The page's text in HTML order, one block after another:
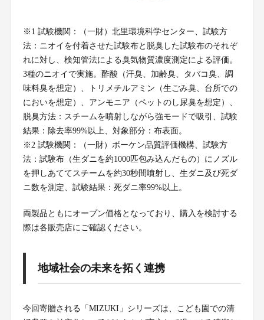
※1 試験機関：（一財）北里環境科学センター、試験方
法：ニオイを付着させた試験布と脱臭した試験布のそれぞ
れに対し、検知管法による臭気物質濃度測定による評価。
3種のニオイで実施。酢酸（汗臭、加齢臭、タバコ臭、調
味料臭を想定）、トリメチルアミン（生ごみ臭、台所での
においを想定）、アンモニア（ペットのし尿臭を想定）、
脱臭方法：スチームを噴射しながら強モードで吸引、試験
結果：除去率99%以上、対象部分：布表面。
※2 試験機関：（一財）ボーケン品質評価機構、試験方
法：試験布（生ダニを約1000匹包み込んだもの）にノズル
を押しあててスチームを約30秒間噴射し、生ダニ及び死ダ
ニ数を測定、試験結果：死ダニ率99%以上。
両製品ともにオープン価格となっており、購入を検討する
際は各販売店にご確認ください。
地域社会の未来を拓く連携
今回寄贈される「MIZUKI」シリーズは、こども園での清